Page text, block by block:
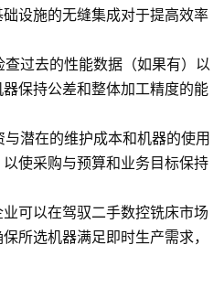
设施的无缝集成对于提高效率
查过去的性能数据（如果有）以
保持公差和整体加工精度的能
潜在的维护成本和机器的使用
使采购与预算和业务目标保持
可以在驾驭二手数控铣床市场
所选机器满足即时生产需求，